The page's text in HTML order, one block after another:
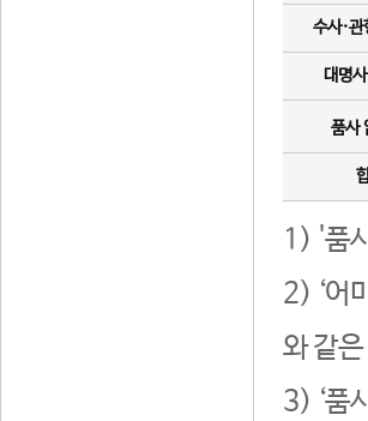
수사·관
대명
품사
1) '품
2) ‘어
와 같
3) ‘품